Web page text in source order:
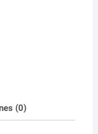
(0)